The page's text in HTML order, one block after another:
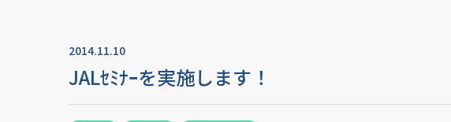
2014.11.10
JALｾﾐﾅｰを実施します！